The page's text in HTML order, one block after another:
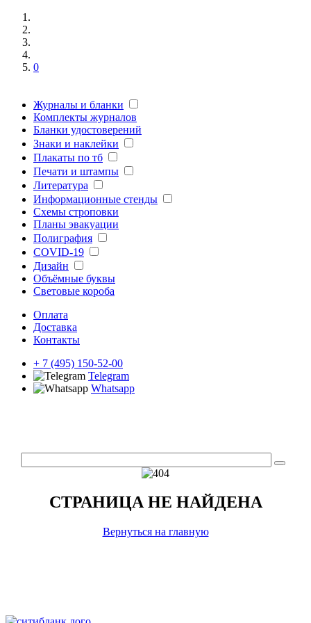
0
Журналы и бланки
Комплекты журналов
Бланки удостоверений
Знаки и наклейки
Плакаты по тб
Печати и штампы
Литература
Информационные стенды
Схемы строповки
Планы эвакуации
Полиграфия
COVID-19
Дизайн
Объёмные буквы
Световые короба
Оплата
Доставка
Контакты
+ 7 (495) 150-52-00
Telegram
Whatsapp
СТРАНИЦА НЕ НАЙДЕНА
Вернуться на главную